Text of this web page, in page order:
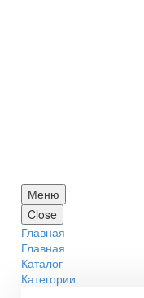
Меню
Close
Главная
Главная
Каталог
Категории